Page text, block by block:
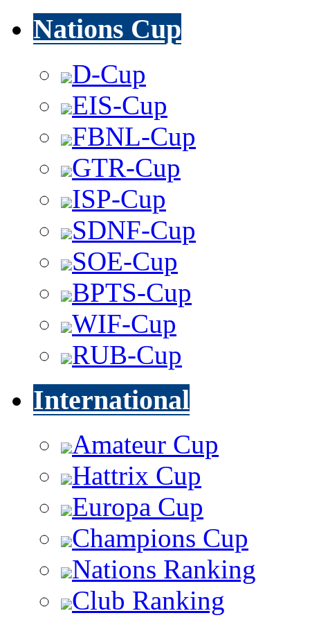
Nations Cup
D-Cup
EIS-Cup
FBNL-Cup
GTR-Cup
ISP-Cup
SDNF-Cup
SOE-Cup
BPTS-Cup
WIF-Cup
RUB-Cup
International
Amateur Cup
Hattrix Cup
Europa Cup
Champions Cup
Nations Ranking
Club Ranking